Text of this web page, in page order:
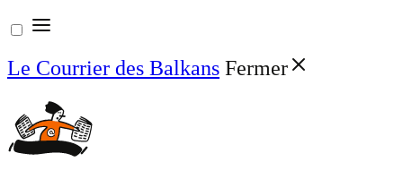
Aller
au
contenu
Le Courrier des Balkans Fermer